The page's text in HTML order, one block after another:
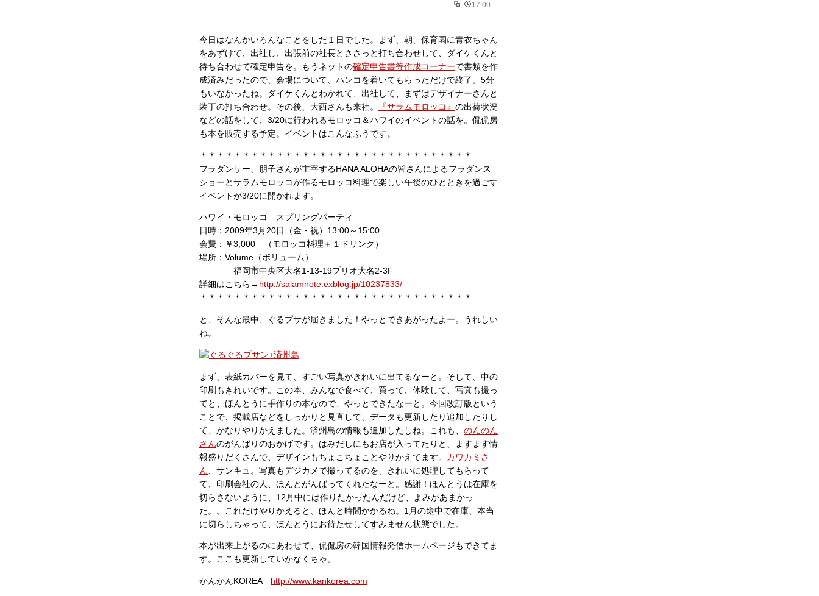
17:00
今日はなんかいろんなことをした１日でした。まず、朝、保育園に青衣ちゃん
をあずけて、出社し、出張前の社長とささっと打ち合わせして、ダイケくんと
待ち合わせて確定申告を。もうネットの確定申告書等作成コーナーで書類を作
成済みだったので、会場について、ハンコを着いてもらっただけで終了。5分
もいなかったね。ダイケくんとわかれて、出社して、まずはデザイナーさんと
装丁の打ち合わせ。その後、大西さんも来社。
『サラムモロッコ』 の出荷状況
などの話をして、3/20に行われるモロッコ＆ハワイのイベントの話を。侃侃房
も本を販売する予定。イベントはこんなふうです。
＊＊＊＊＊＊＊＊＊＊＊＊＊＊＊＊＊＊＊＊＊＊＊＊＊＊＊＊＊＊＊＊
フラダンサー、朋子さんが主宰するHANA ALOHAの皆さんによるフラダンス
ショーとサラムモロッコが作るモロッコ料理で楽しい午後のひとときを過ごす
イベントが3/20に開かれます。
ハワイ・モロッコ スプリングパーティ
日時：2009年3月20日（金・祝）13:00～15:00
会費：￥3,000 （モロッコ料理＋１ドリンク）
場所：Volume（ボリューム）
福岡市中央区大名1-13-19プリオ大名2-3F
詳細はこちら→ http://salamnote.exblog.jp/10237833/
＊＊＊＊＊＊＊＊＊＊＊＊＊＊＊＊＊＊＊＊＊＊＊＊＊＊＊＊＊＊＊＊
と、そんな最中、ぐるプサが届きました！やっとできあがったよー。うれしい
ね。
まず、表紙カバーを見て、すごい写真がきれいに出てるなーと。そして、中の
印刷もきれいです。この本、みんなで食べて、買って、体験して、写真も撮っ
てと、ほんとうに手作りの本なので、やっとできたなーと。今回改訂版という
ことで、掲載店などをしっかりと見直して、データも更新したり追加したりし
て、かなりやりかえました。済州島の情報も追加したしね。これも、 のんのん
さんのがんばりのおかげです。はみだしにもお店が入ってたりと、ますます情
報盛りだくさんで、デザインもちょこちょことやりかえてます。 カワカミさ
ん 、サンキュ。写真もデジカメで撮ってるのを、きれいに処理してもらって
て、印刷会社の人、ほんとがんばってくれたなーと。感謝！ほんとうは在庫を
切らさないように、12月中には作りたかったんだけど、よみがあまかっ
た。。これだけやりかえると、ほんと時間かかるね。1月の途中で在庫、本当
に切らしちゃって、ほんとうにお待たせしてすみません状態でした。
本が出来上がるのにあわせて、侃侃房の韓国情報発信ホームページもできてま
す。ここも更新していかなくちゃ。
かんかんKOREA http://www.kankorea.com